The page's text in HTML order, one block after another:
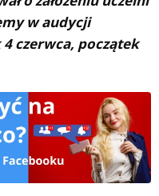
w audycji
czerwca, początek